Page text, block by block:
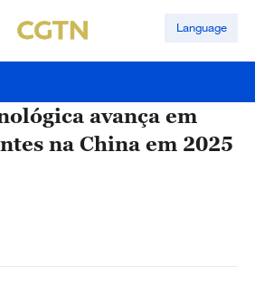
Language
avança em
na China em 2025